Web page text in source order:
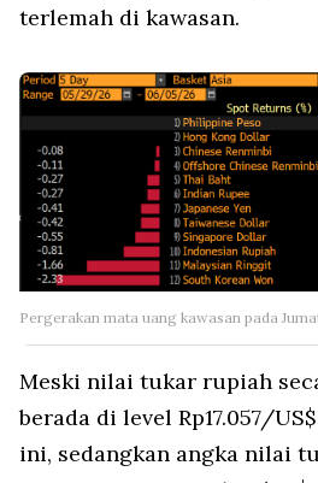
terlemah di kawasan.
Pergerakan mata uang kawasan pada
Meski nilai tukar rupiah
berada di level Rp17.057/
ini, sedangkan angka nilai